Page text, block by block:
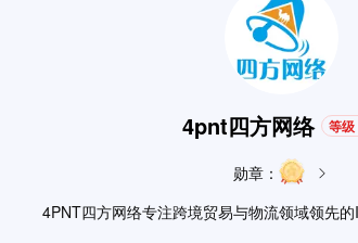
4pnt四方网络 等级
勋章：
4PNT四方网络专注跨境贸易与物流领域领先